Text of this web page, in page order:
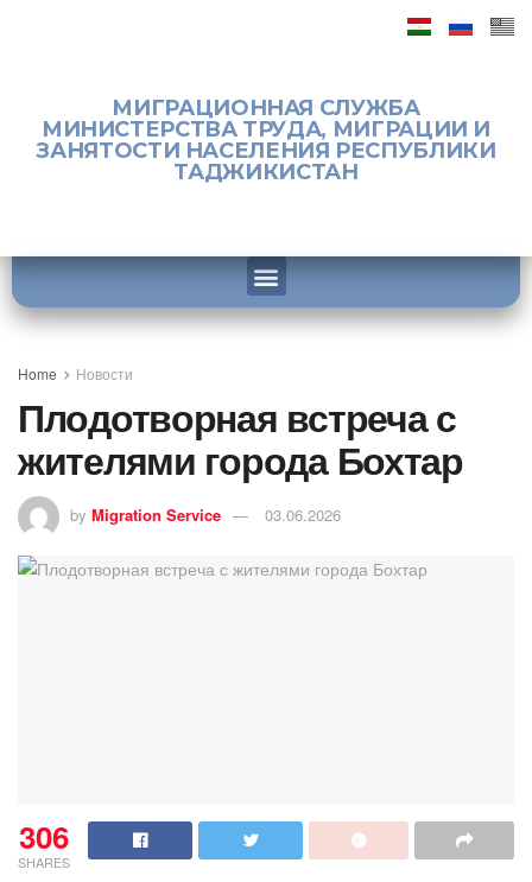
МИГРАЦИОННАЯ СЛУЖБА
МИНИСТЕРСТВА ТРУДА, МИГРАЦИИ И
ЗАНЯТОСТИ НАСЕЛЕНИЯ РЕСПУБЛИКИ
ТАДЖИКИСТАН
Home Новости
Плодотворная встреча с
жителями города Бохтар
by Migration Service 03.06.2026
306
SHARES